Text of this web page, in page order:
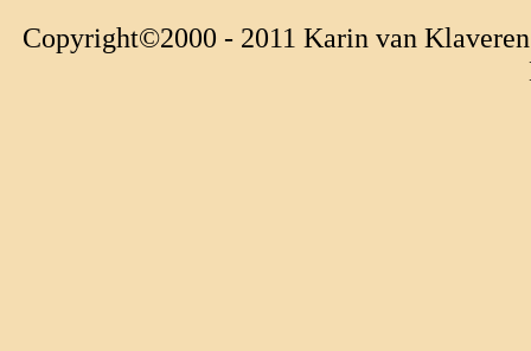
Copyright©2000 - 2011 Karin van